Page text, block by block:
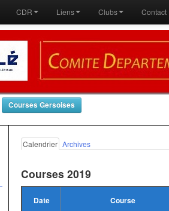
Courses Gersoises
CDR Liens Clubs Contact
Calendrier Archives
Courses 2019
Date Course